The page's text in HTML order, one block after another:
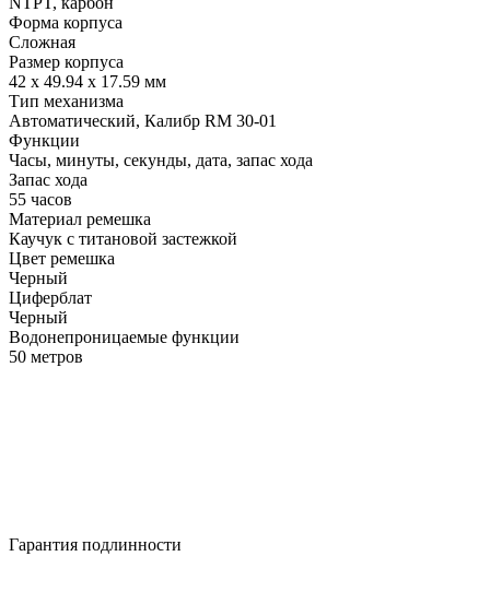
Форма корпуса
Сложная
Размер корпуса
42 x 49.94 x 17.59 мм
Тип механизма
Автоматический, Калибр RM 30-01
Функции
Часы, минуты, секунды, дата, запас хода
Запас хода
55 часов
Материал ремешка
Каучук с титановой застежкой
Цвет ремешка
Черный
Циферблат
Черный
Водонепроницаемые функции
50 метров
Гарантия подлинности